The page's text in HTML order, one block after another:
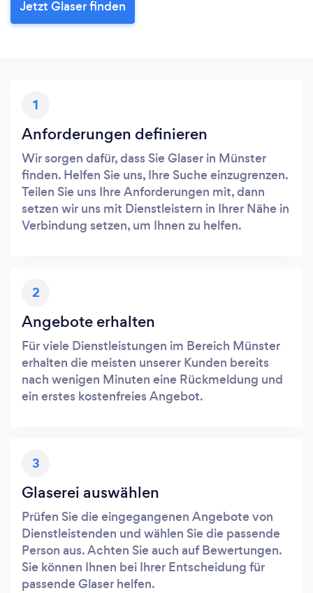
Jetzt Glaser finden
1
Anforderungen definieren
Wir sorgen dafür, dass Sie Glaser in Münster
finden. Helfen Sie uns, Ihre Suche einzugrenzen.
Teilen Sie uns Ihre Anforderungen mit, dann
setzen wir uns mit Dienstleistern in Ihrer Nähe in
Verbindung setzen, um Ihnen zu helfen.
2
Angebote erhalten
Für viele Dienstleistungen im Bereich Münster
erhalten die meisten unserer Kunden bereits
nach wenigen Minuten eine Rückmeldung und
ein erstes kostenfreies Angebot.
3
Glaserei auswählen
Prüfen Sie die eingegangenen Angebote von
Dienstleistenden und wählen Sie die passende
Person aus. Achten Sie auch auf Bewertungen.
Sie können Ihnen bei Ihrer Entscheidung für
passende Glaser helfen.